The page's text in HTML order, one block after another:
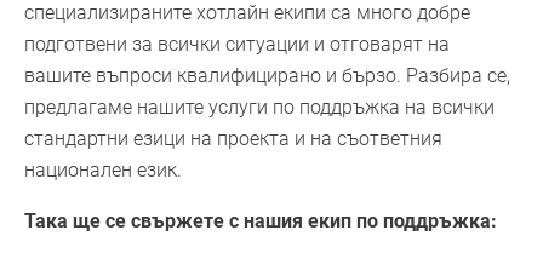
специализираните хотлайн екипи са много добре
подготвени за всички ситуации и отговарят на
вашите въпроси квалифицирано и бързо. Разбира се,
предлагаме нашите услуги по поддръжка на всички
стандартни езици на проекта и на съответния
национален език.
Така ще се свържете с нашия екип по поддръжка: